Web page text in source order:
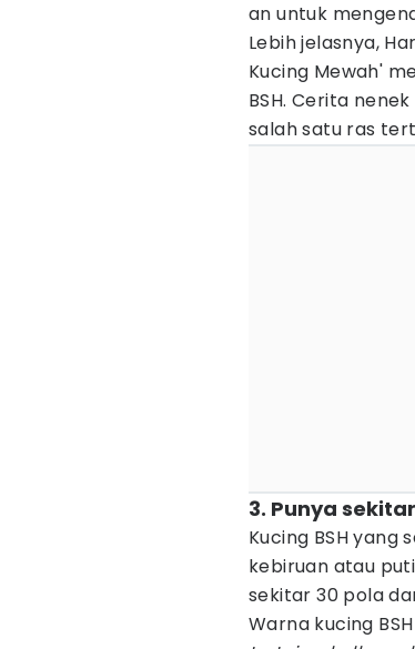
an untuk
Lebih jelasnya,
Kucing Mewah'
BSH. Cerita
salah satu ras
3. Punya
Kucing BSH
kebiruan atau
sekitar 30 pola
Warna kucing